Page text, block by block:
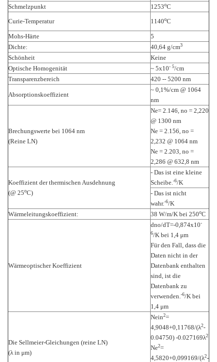
Schmelzpunkt
1253oC
Curie-Temperatur
1140oC
Mohs-Härte
5
Dichte:
40,64 g/cm3
Schönheit
Keine
Optische Homogenität
~ 5x10- 5/cm
Transparenzbereich
420 -- 5200 nm
Absorptionskoeffizient
~ 0,1%/cm @ 1064
nm
Brechungswerte bei 1064 nm
(Reine LN)
Ne= 2.146, no = 2,220
@ 1300 nm
Ne = 2.156, no =
2,232 @ 1064 nm
Ne = 2.203, no =
2,286 @ 632,8 nm
Koeffizient der thermischen Ausdehnung
(@ 25oC)
- Das ist eine kleine
Scheibe. -6/K
- Das ist nicht
wahr.-6/K
Wärmeleitungskoeffizient:
38 W/m/K bei 250oC
Wärmeoptischer Koeffizient
dno/dT=-0,874x10-
6/K bei 1,4 μm
Für den Fall, dass die
Daten nicht in der
Datenbank enthalten
sind, ist die
Datenbank zu
verwenden. -6/K bei
1,4 μm
Die Sellmeier-Gleichungen (reine LN)
(λ in μm)
Nein2=
4,9048+0,11768/(λ2-
0.04750) -0.027169λ2
Ne2=
4,5820+0,099169/(λ2-